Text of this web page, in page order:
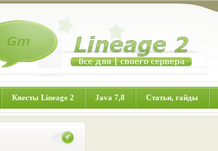
Квесты Lineage 2 Java 7,8 Статьи, гайды